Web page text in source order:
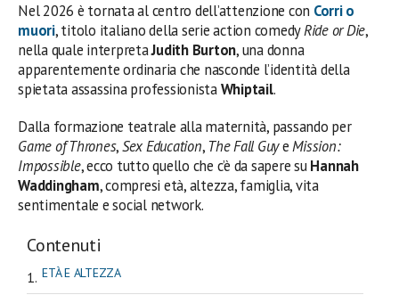
Nel 2026 è tornata al centro dell’attenzione con Corri o
muori, titolo italiano della serie action comedyRide or Die,
nella quale interpretaJudith Burton, una donna
apparentemente ordinaria che nasconde l’identità della
spietata assassina professionistaWhiptail.
Dalla formazione teatrale alla maternità, passando per
Game of Thrones,Sex Education, The Fall GuyeMission:
Impossible, ecco tutto quello che c’è da sapere suHannah
Waddingham, compresi età, altezza, famiglia, vita
sentimentale e social network.
Contenuti
ETÀ E ALTEZZA